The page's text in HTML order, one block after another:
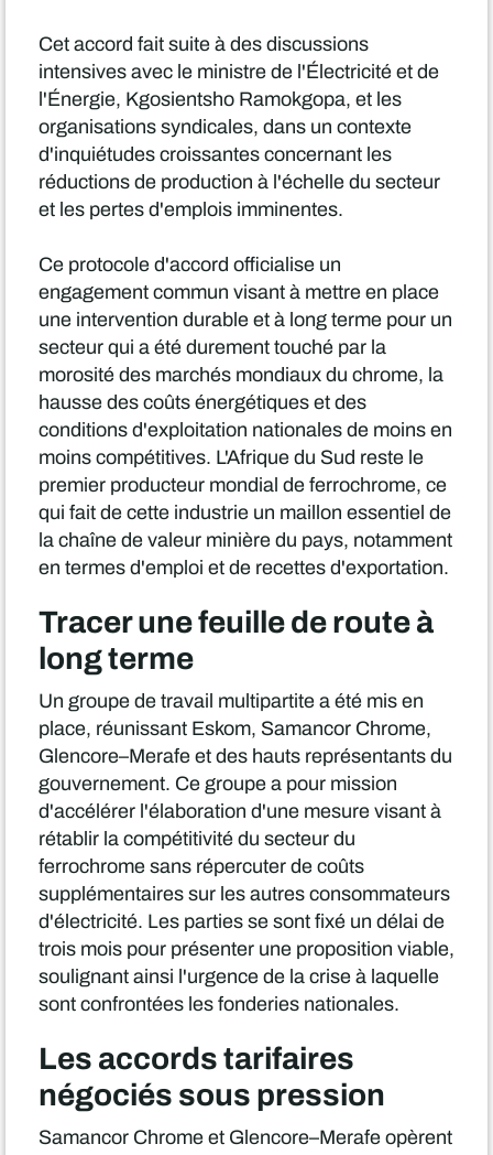
Cet accord fait suite à des discussions
intensives avec le ministre de l'Électricité et de
l'Énergie, Kgosientsho Ramokgopa, et les
organisations syndicales, dans un contexte
d'inquiétudes croissantes concernant les
réductions de production à l'échelle du secteur
et les pertes d'emplois imminentes.
Ce protocole d'accord officialise un
engagement commun visant à mettre en place
une intervention durable et à long terme pour un
secteur qui a été durement touché par la
morosité des marchés mondiaux du chrome, la
hausse des coûts énergétiques et des
conditions d'exploitation nationales de moins en
moins compétitives. L'Afrique du Sud reste le
premier producteur mondial de ferrochrome, ce
qui fait de cette industrie un maillon essentiel de
la chaîne de valeur minière du pays, notamment
en termes d'emploi et de recettes d'exportation.
Tracer une feuille de route à
long terme
Un groupe de travail multipartite a été mis en
place, réunissant Eskom, Samancor Chrome,
Glencore–Merafe et des hauts représentants du
gouvernement. Ce groupe a pour mission
d'accélérer l'élaboration d'une mesure visant à
rétablir la compétitivité du secteur du
ferrochrome sans répercuter de coûts
supplémentaires sur les autres consommateurs
d'électricité. Les parties se sont fixé un délai de
trois mois pour présenter une proposition viable,
soulignant ainsi l'urgence de la crise à laquelle
sont confrontées les fonderies nationales.
Les accords tarifaires
négociés sous pression
Samancor Chrome et Glencore–Merafe opèrent